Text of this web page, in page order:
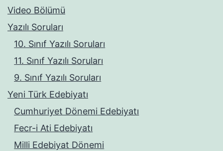
Video Bölümü
Yazılı Soruları
10. Sınıf Yazılı Soruları
11. Sınıf Yazılı Soruları
9. Sınıf Yazılı Soruları
Yeni Türk Edebiyatı
Cumhuriyet Dönemi Edebiyatı
Fecr-i Ati Edebiyatı
Milli Edebiyat Dönemi